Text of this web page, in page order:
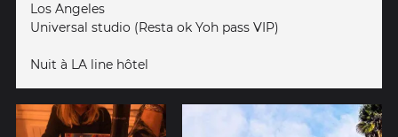
Los Angeles
Universal studio (Resta ok Yoh pass VIP)
Nuit à LA line hôtel